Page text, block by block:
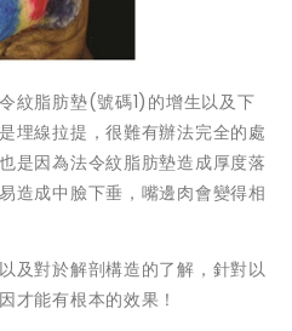
紋脂肪墊(號碼1)的增生以及下
埋線拉提，很難有辦法完全的處
是因為法令紋脂肪墊造成厚度落
造成中臉下垂，嘴邊肉會變得相
及對於解剖構造的了解，針對以
才能有根本的效果！